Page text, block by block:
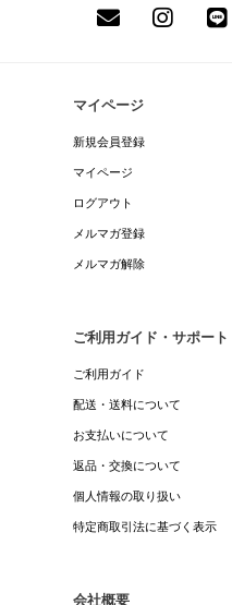
マイページ
新規会員登録
マイページ
ログアウト
メルマガ登録
メルマガ解除
ご利用ガイド・サポート
ご利用ガイド
配送・送料について
お支払いについて
返品・交換について
個人情報の取り扱い
特定商取引法に基づく表示
会社概要